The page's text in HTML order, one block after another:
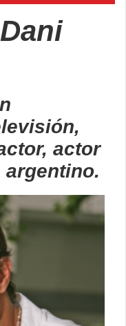
actor
argentino.